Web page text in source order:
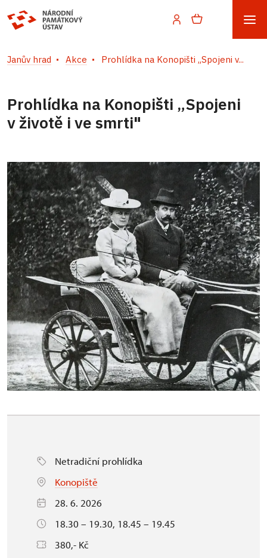
Janův hrad Akce Prohlídka na Konopišti „Spojeni v...
Prohlídka na Konopišti „Spojeni
v životě i ve smrti"
Netradiční prohlídka
Konopiště
28. 6. 2026
18.30 – 19.30, 18.45 – 19.45
380,- Kč